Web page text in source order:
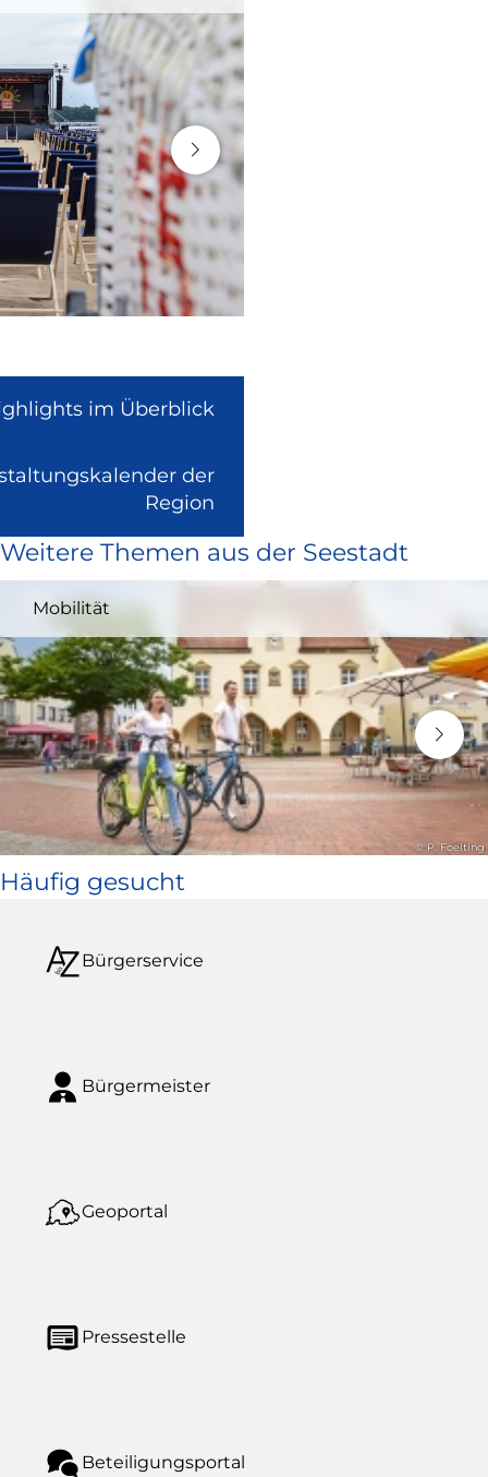
im Überblick
der
Region
extern
und
in
neuem
Fenster)
Weitere Themen aus der Seestadt
Mobilität
© P. Foelting
Häufig gesucht
Bürgerservice
Bürgermeister
Geoportal
Pressestelle
Beteiligungsportal